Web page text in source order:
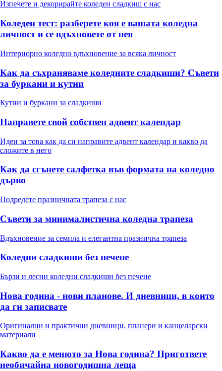
Изпечете и декорирайте коледен сладкиш с нас
Коледен тест: разберете коя е вашата коледна
личност и се вдъхновете от нея
Интериорно коледно вдъхновение за всяка личност
Как да съхраняваме коледните сладкиши? Съвети
за буркани и кутии
Кутии и буркани за сладкиши
Направете свой собствен адвент календар
Идеи за това как да си направите адвент календар и какво да
сложите в него
Как да сгънете салфетка във формата на коледно
дърво
Подредете празничната трапеза с нас
Съвети за минималистична коледна трапеза
Вдъхновение за семпла и елегантна празнична трапеза
Коледни сладкиши без печене
Бързи и лесни коледни сладкиши без печене
Нова година - нови планове. И дневници, в които
да ги записвате
Оригинални и практични дневници, планери и канцеларски
материали
Какво да е менюто за Нова година? Пригответе
необичайна новогодишна леща